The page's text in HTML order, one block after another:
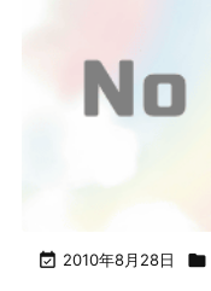
 2010年8月28日 